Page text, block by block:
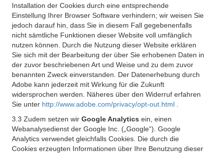
Installation der Cookies durch eine entsprechende
Einstellung Ihrer Browser Software verhindern; wir weisen Sie
jedoch darauf hin, dass Sie in diesem Fall gegebenenfalls
nicht sämtliche Funktionen dieser Website voll umfänglich
nutzen können. Durch die Nutzung dieser Website erklären
Sie sich mit der Bearbeitung der über Sie erhobenen Daten in
der zuvor beschriebenen Art und Weise und zu dem zuvor
benannten Zweck einverstanden. Der Datenerhebung durch
Adobe kann jederzeit mit Wirkung für die Zukunft
widersprochen werden. Näheres über den Widerruf erfahren
Sie unter http://www.adobe.com/privacy/opt-out.html
3.3 Zudem setzen wir Google Analytics ein, einen
Webanalysedienst der Google Inc. („Google“). Google
Analytics verwendet gleichfalls Cookies. Die durch die
Cookies erzeugten Informationen über Ihre Benutzung dieser